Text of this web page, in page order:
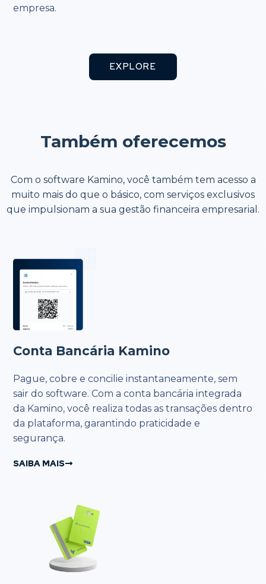
empresa.
EXPLORE
Também oferecemos
Com o software Kamino, você também tem acesso a
muito mais do que o básico, com serviços exclusivos
que impulsionam a sua gestão financeira empresarial.
Conta Bancária Kamino
Pague, cobre e concilie instantaneamente, sem
sair do software. Com a conta bancária integrada
da Kamino, você realiza todas as transações dentro
da plataforma, garantindo praticidade e
segurança.
SAIBA MAIS